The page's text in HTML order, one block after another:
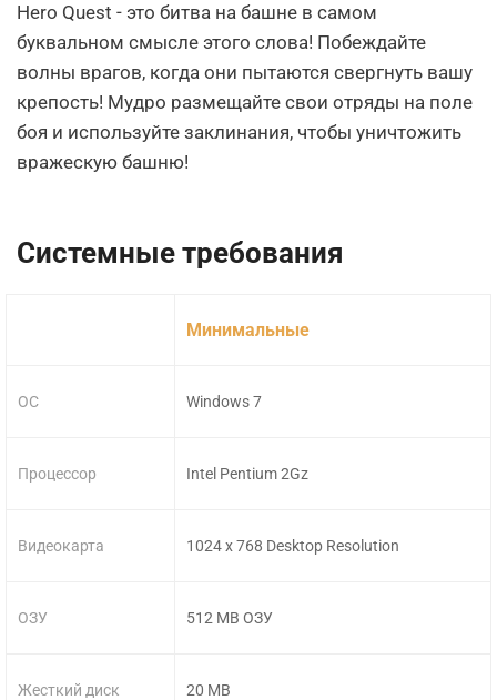
Hero Quest - это битва на башне в самом
буквальном смысле этого слова! Побеждайте
волны врагов, когда они пытаются свергнуть вашу
крепость! Мудро размещайте свои отряды на поле
боя и используйте заклинания, чтобы уничтожить
вражескую башню!
Системные требования
ОС
Процессор
Видеокарта
ОЗУ
Жесткий диск
Минимальные
Windows 7
Intel Pentium 2Gz
1024 x 768 Desktop Resolution
512 MB ОЗУ
20 MB